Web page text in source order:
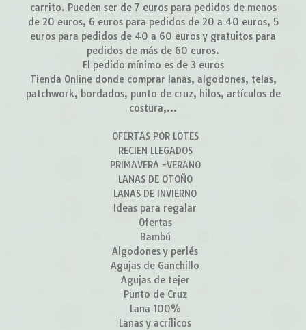
carrito. Pueden ser de 7 euros para pedidos de menos
de 20 euros, 6 euros para pedidos de 20 a 40 euros, 5
euros para pedidos de 40 a 60 euros y gratuitos para
pedidos de más de 60 euros.
El pedido mínimo es de 3 euros
Tienda Online donde comprar lanas, algodones, telas,
patchwork, bordados, punto de cruz, hilos, artículos de
costura,...
OFERTAS POR LOTES
RECIEN LLEGADOS
PRIMAVERA -VERANO
LANAS DE OTOÑO
LANAS DE INVIERNO
Ideas para regalar
Ofertas
Bambú
Algodones y perlés
Agujas de Ganchillo
Agujas de tejer
Punto de Cruz
Lana 100%
Lanas y acrílicos